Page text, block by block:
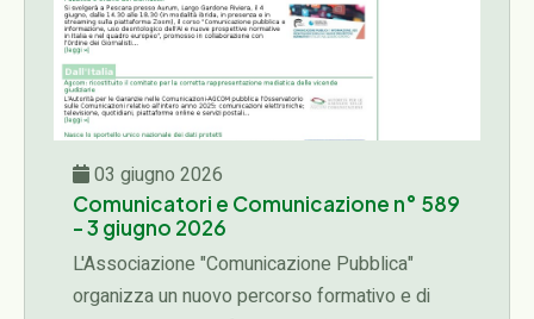
03 giugno 2026
Comunicatori e Comunicazione n° 589
- 3 giugno 2026
L'Associazione "Comunicazione Pubblica"
organizza un nuovo percorso formativo e di